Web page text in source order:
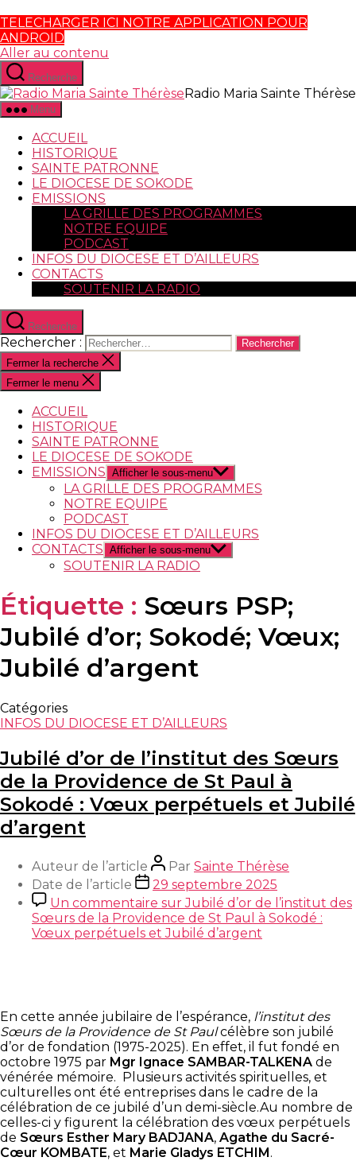
TELECHARGER ICI NOTRE APPLICATION POUR
ANDROID
Aller au contenu
Recherche
Radio Maria Sainte Thérèse
Menu
ACCUEIL
HISTORIQUE
SAINTE PATRONNE
LE DIOCESE DE SOKODE
EMISSIONS
LA GRILLE DES PROGRAMMES
NOTRE EQUIPE
PODCAST
INFOS DU DIOCESE ET D’AILLEURS
CONTACTS
SOUTENIR LA RADIO
Recherche
Rechercher :
Fermer la recherche
Fermer le menu
ACCUEIL
HISTORIQUE
SAINTE PATRONNE
LE DIOCESE DE SOKODE
EMISSIONS Afficher le sous-menu
LA GRILLE DES PROGRAMMES
NOTRE EQUIPE
PODCAST
INFOS DU DIOCESE ET D’AILLEURS
CONTACTS Afficher le sous-menu
SOUTENIR LA RADIO
Étiquette : Sœurs PSP;
Jubilé d’or; Sokodé; Vœux;
Jubilé d’argent
Catégories
INFOS DU DIOCESE ET D’AILLEURS
Jubilé d’or de l’institut des Sœurs
de la Providence de St Paul à
Sokodé : Vœux perpétuels et Jubilé
d’argent
Auteur de l’article Par Sainte Thérèse
Date de l’article
29 septembre 2025
Un commentaire sur Jubilé d’or de l’institut des
Sœurs de la Providence de St Paul à Sokodé :
Vœux perpétuels et Jubilé d’argent
En cette année jubilaire de l’espérance, l’institut des
Sœurs de la Providence de St Paulcélèbre son jubilé
d’or de fondation (1975-2025). En effet, il fut fondé en
octobre 1975 par Mgr Ignace SAMBAR-TALKENA de
vénérée mémoire. Plusieurs activités spirituelles, et
culturelles ont été entreprises dans le cadre de la
célébration de ce jubilé d’un demi-siècle.Au nombre de
celles-ci y figurent la célébration des vœux perpétuels
de Sœurs Esther Mary BADJANA, Agathe du Sacré-
Cœur KOMBATE, et Marie Gladys ETCHIM.